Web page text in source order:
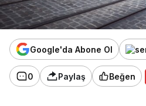
Google'da Abone Ol
0 Paylaş Beğen